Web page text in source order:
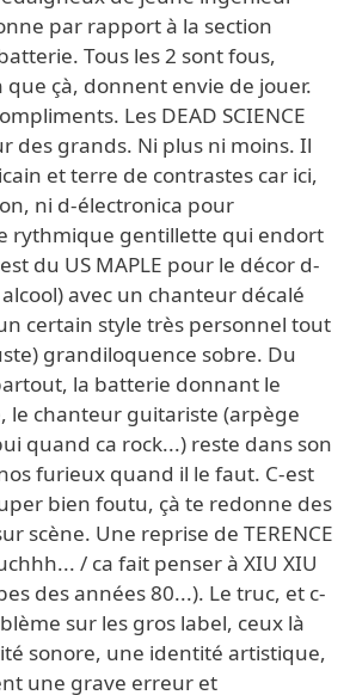
par rapport à la section
Tous les 2 sont fous,
çà, donnent envie de jouer.
Les DEAD SCIENCE
des grands. Ni plus ni moins. Il
et terre de contrastes car ici,
ni d-électronica pour
rythmique gentillette qui endort
du US MAPLE pour le décor d-
avec un chanteur décalé
certain style très personnel tout
grandiloquence sobre. Du
la batterie donnant le
le chanteur guitariste (arpège
quand ca rock...) reste dans son
furieux quand il le faut. C-est
bien foutu, çà te redonne des
scène. Une reprise de TERENCE
/ ca fait penser à XIU XIU
des années 80...). Le truc, et c-
sur les gros label, ceux là
sonore, une identité artistique,
une grave erreur et